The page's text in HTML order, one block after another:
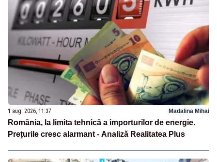
1 aug. 2026, 11:37 Madalina Mihai
România, la limita tehnică a importurilor de energie.
Prețurile cresc alarmant - Analiză Realitatea Plus